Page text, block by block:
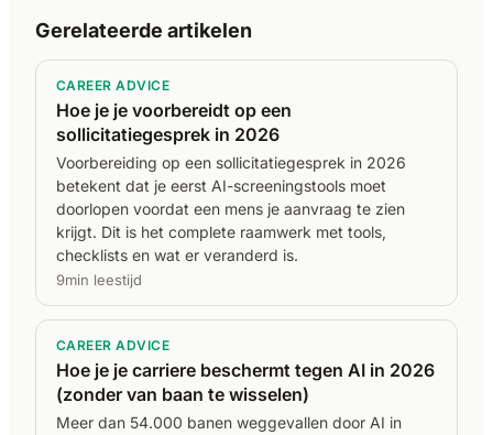
Gerelateerde artikelen
CAREER ADVICE
Hoe je je voorbereidt op een
sollicitatiegesprek in 2026
Voorbereiding op een sollicitatiegesprek in 2026
betekent dat je eerst AI-screeningstools moet
doorlopen voordat een mens je aanvraag te zien
krijgt. Dit is het complete raamwerk met tools,
checklists en wat er veranderd is.
9min leestijd
CAREER ADVICE
Hoe je je carriere beschermt tegen AI in 2026
(zonder van baan te wisselen)
Meer dan 54.000 banen weggevallen door AI in